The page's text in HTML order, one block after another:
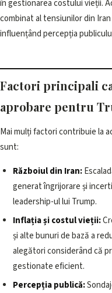
în gestionarea costului vieții.
combinat al tensiunilor din
influențând percepția
Factori principali
aprobare pentru
Mai mulți factori contribuie la
sunt:
Războiul din Iran:
generat îngrijorare și
leadership-ul lui Trump.
Inflația și costul vieții:
și alte bunuri de bază a
alegători considerând că
gestionate eficient.
Percepția publică: